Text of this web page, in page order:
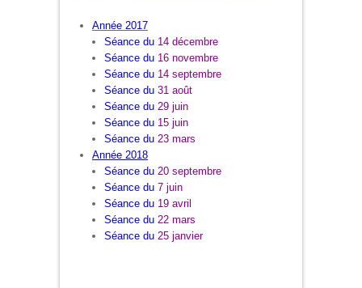
Année 2017
Séance du 14 décembre
Séance du 16 novembre
Séance du 14 septembre
Séance du 31 août
Séance du 29 juin
Séance du 15 juin
Séance du 23 mars
Année 2018
Séance du 20 septembre
Séance du 7 juin
Séance du 19 avril
Séance du 22 mars
Séance du 25 janvier